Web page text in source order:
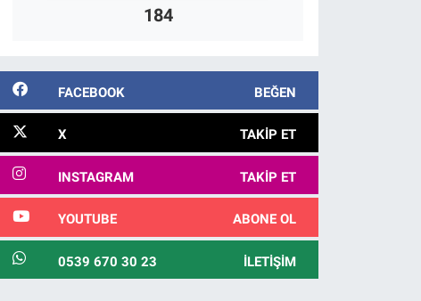
184
FACEBOOK BEĞEN
X TAKIP ET
INSTAGRAM TAKIP ET
YOUTUBE ABONE OL
0539 670 30 23 İLETIŞIM